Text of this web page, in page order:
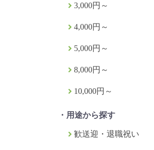
3,000円～
4,000円～
5,000円～
8,000円～
10,000円～
・用途から探す
歓送迎・退職祝い